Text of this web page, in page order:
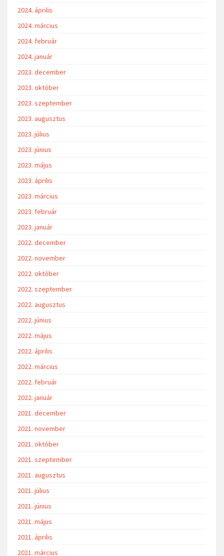
2024. április
2024. március
2024. február
2024. január
2023. december
2023. október
2023. szeptember
2023. augusztus
2023. július
2023. június
2023. május
2023. április
2023. március
2023. február
2023. január
2022. december
2022. november
2022. október
2022. szeptember
2022. augusztus
2022. június
2022. május
2022. április
2022. március
2022. február
2022. január
2021. december
2021. november
2021. október
2021. szeptember
2021. augusztus
2021. július
2021. június
2021. május
2021. április
2021. március